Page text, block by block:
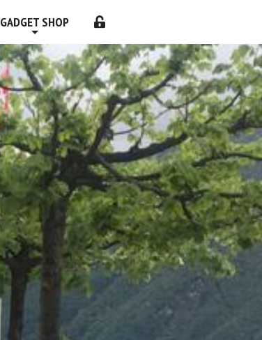
GADGET SHOP